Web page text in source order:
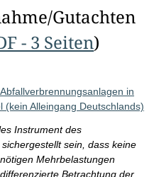
Gutachten
- 3 Seiten)
in
Alleingang Deutschlands)
Instrument des
sein, dass keine
Mehrbelastungen
Betrachtung der